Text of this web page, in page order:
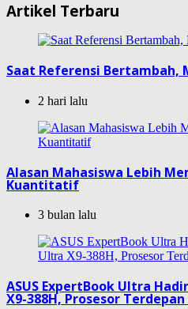
Artikel Terbaru
Saat Referensi Bertambah,
2 hari lalu
Alasan Mahasiswa Lebih
Kuantitatif
3 bulan lalu
ASUS ExpertBook Ultra
X9-388H, Prosesor